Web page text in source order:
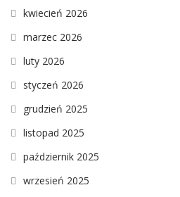
kwiecień 2026
marzec 2026
luty 2026
styczeń 2026
grudzień 2025
listopad 2025
październik 2025
wrzesień 2025